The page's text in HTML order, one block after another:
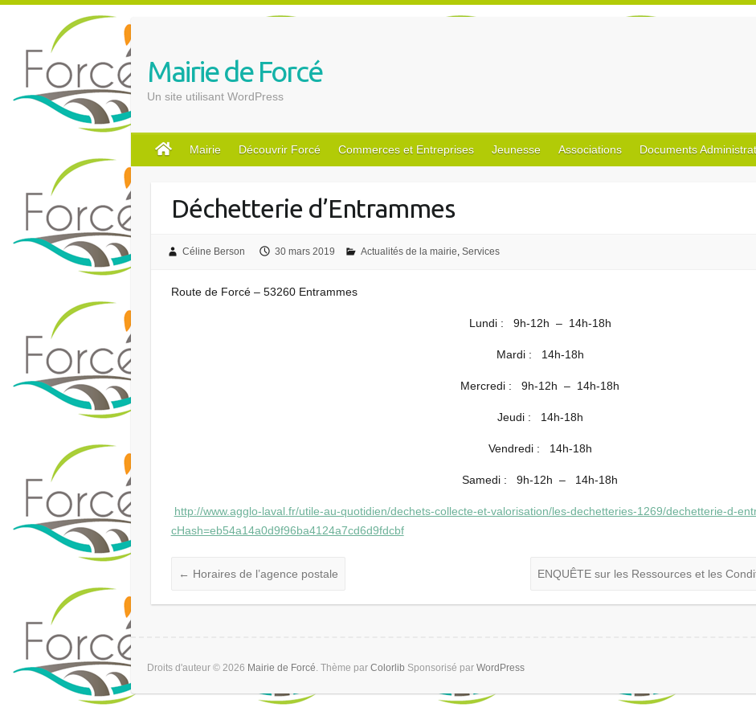
Mairie de Forcé
Un site utilisant WordPress
Mairie Découvrir Forcé Commerces et Entreprises Jeunesse Associations Documents
Déchetterie d’Entrammes
Céline Berson 30 mars 2019 Actualités de la mairie, Services
Route de Forcé – 53260 Entrammes
Lundi : 9h-12h – 14h-18h
Mardi : 14h-18h
Mercredi : 9h-12h – 14h-18h
Jeudi : 14h-18h
Vendredi : 14h-18h
Samedi : 9h-12h – 14h-18h
http://www.agglo-laval.fr/utile-au-quotidien/dechets-collecte-et-valorisation/les-dechetteries-1269/dechetterie-d-
cHash=eb54a14a0d9f96ba4124a7cd6d9fdcbf
← Horaires de l’agence postale ENQUÊTE sur les Ressources et les
Droits d'auteur © 2026 Mairie de Forcé. Thème par Colorlib Sponsorisé par WordPress